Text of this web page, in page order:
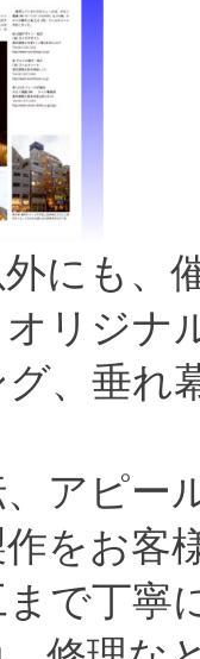
にも、
リジナ
、垂れ
アピー
をお客
で丁寧